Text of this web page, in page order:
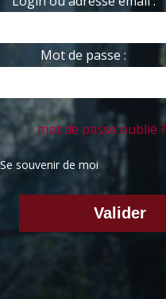
Mot de passe :
mot de passe oublié ?
Se souvenir de moi